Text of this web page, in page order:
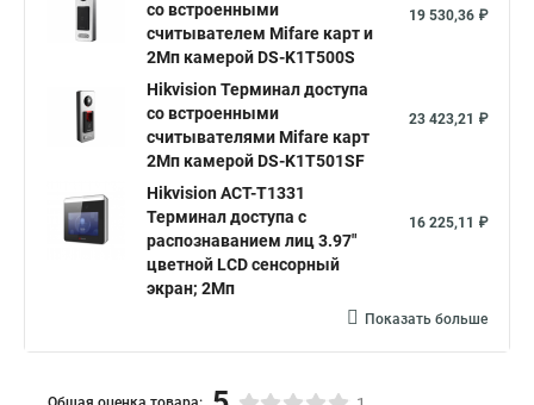
со встроенными
считывателем Mifare карт и
2Мп камерой DS-K1T500S
19 530,36 ₽
Hikvision Терминал доступа
со встроенными
считывателями Mifare карт
2Мп камерой DS-K1T501SF
23 423,21 ₽
Hikvision ACT-T1331
Терминал доступа с
распознаванием лиц 3.97"
цветной LCD сенсорный
экран; 2Мп
16 225,11 ₽
Показать больше